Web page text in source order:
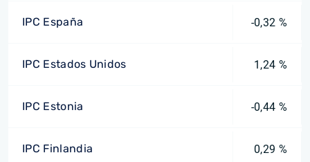
IPC España -0,32 %
IPC Estados Unidos 1,24 %
IPC Estonia -0,44 %
IPC Finlandia 0,29 %